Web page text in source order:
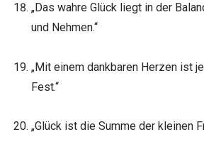
„Das wahre Glück liegt in der
und Nehmen.“
„Mit einem dankbaren Herzen ist
Fest.“
„Glück ist die Summe der kleinen